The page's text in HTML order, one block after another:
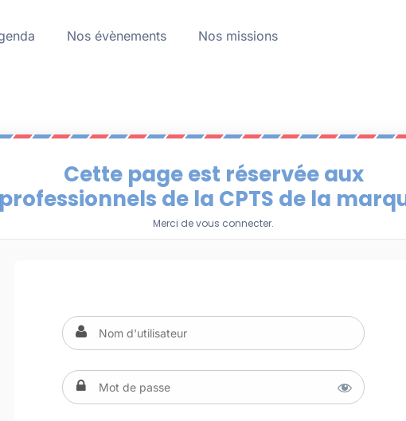
Nos évènements Nos missions
Cette page est réservée aux
professionnels de la CPTS de la
Merci de vous connecter.